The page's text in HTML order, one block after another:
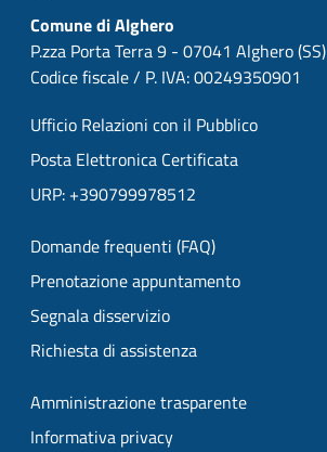
Comune di Alghero
P.zza Porta Terra 9 - 07041 Alghero (SS)
Codice fiscale / P. IVA: 00249350901
Ufficio Relazioni con il Pubblico
Posta Elettronica Certificata
URP: +390799978512
Domande frequenti (FAQ)
Prenotazione appuntamento
Segnala disservizio
Richiesta di assistenza
Amministrazione trasparente
Informativa privacy